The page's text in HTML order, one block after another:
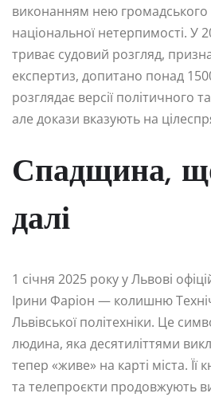
виконанням нею громадського
національної нетерпимості. У
триває судовий розгляд,
експертиз, допитано понад 1500
розглядає версії політичного
але докази вказують на
Спадщина,
далі
1 січня 2025 року у Львові
Ірини Фаріон — колишню
Львівської політехніки. Це
людина, яка десятиліттями
тепер «живе» на карті міста. Її
та телепроєкти продовжують